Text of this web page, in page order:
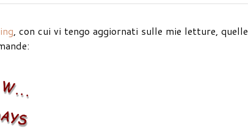
, con cui vi tengo aggiornati sulle mie letture, quelle